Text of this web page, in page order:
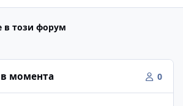
в този форум
момента 0